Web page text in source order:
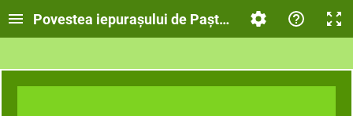
Povestea iepurașului de Paște-Mititean Raluca-